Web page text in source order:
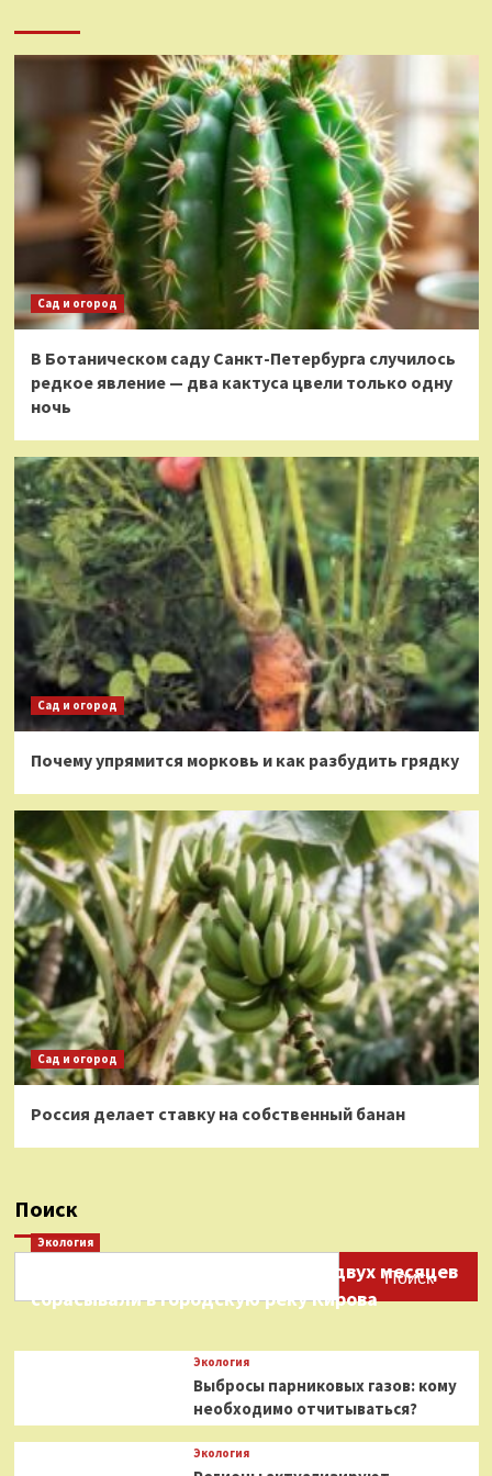
Сад и огород
В Ботаническом саду Санкт-Петербурга случилось
редкое явление — два кактуса цвели только одну
ночь
Сад и огород
Почему упрямится морковь и как разбудить грядку
Сад и огород
Россия делает ставку на собственный банан
Поиск
Поиск
Экология
Нефтепродукты на протяжении двух месяцев
сбрасывали в городскую реку Кирова
Экология
Выбросы парниковых газов: кому
необходимо отчитываться?
Экология